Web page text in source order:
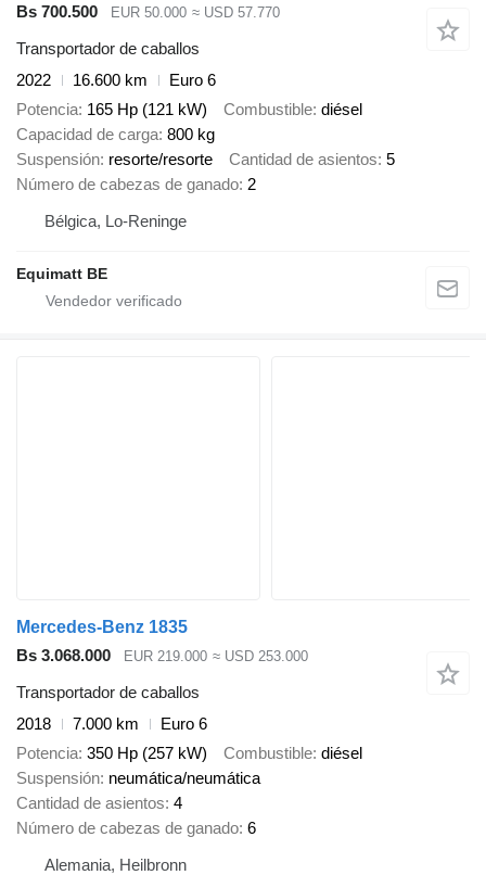
Bs 700.500
EUR 50.000 ≈ USD 57.770
Transportador de caballos
2022
16.600 km
Euro 6
Potencia 165 Hp (121 kW) Combustible diésel
Capacidad de carga 800 kg
Suspensión resorte/resorte Cantidad de asientos 5
Número de cabezas de ganado 2
Bélgica, Lo-Reninge
Equimatt BE
Mercedes-Benz 1835
Bs 3.068.000
EUR 219.000 ≈ USD 253.000
Transportador de caballos
2018
7.000 km
Euro 6
Potencia 350 Hp (257 kW) Combustible diésel
Suspensión neumática/neumática
Cantidad de asientos 4
Número de cabezas de ganado 6
Alemania, Heilbronn